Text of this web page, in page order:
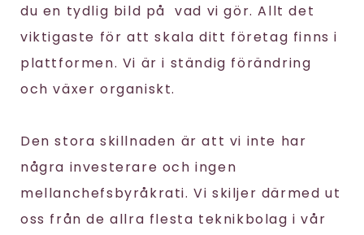
du en tydlig bild på vad vi gör. Allt det
viktigaste för att skala ditt företag finns i
plattformen. Vi är i ständig förändring
och växer organiskt.
Den stora skillnaden är att vi inte har
några investerare och ingen
mellanchefsbyråkrati. Vi skiljer därmed ut
oss från de allra flesta teknikbolag i vår